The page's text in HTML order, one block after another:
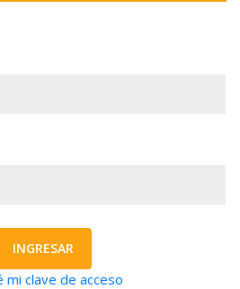
INGRESAR
mi clave de acceso